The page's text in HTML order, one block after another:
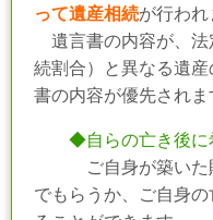
って遺産相続が行われ
遺言書の内容が、法
続割合）と異なる遺
書の内容が優先されま
◆自らの亡き後に
ご自身が築いた財
でもらうか、ご自身